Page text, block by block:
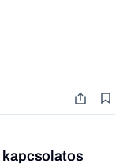
kapcsolatos